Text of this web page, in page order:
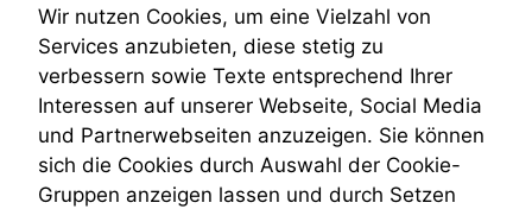
Teilungsklage
Venezuela
VRK
Wiederherstellungsanordnung
Zivilprozessordnung
ZPO
Zustellfiktion
Zuständigkeit
Wir nutzen Cookies, um eine Vielzahl von
Services anzubieten, diese stetig zu
verbessern sowie Texte entsprechend Ihrer
Interessen auf unserer Webseite, Social Media
und Partnerwebseiten anzuzeigen. Sie können
sich die Cookies durch Auswahl der Cookie-
Gruppen anzeigen lassen und durch Setzen